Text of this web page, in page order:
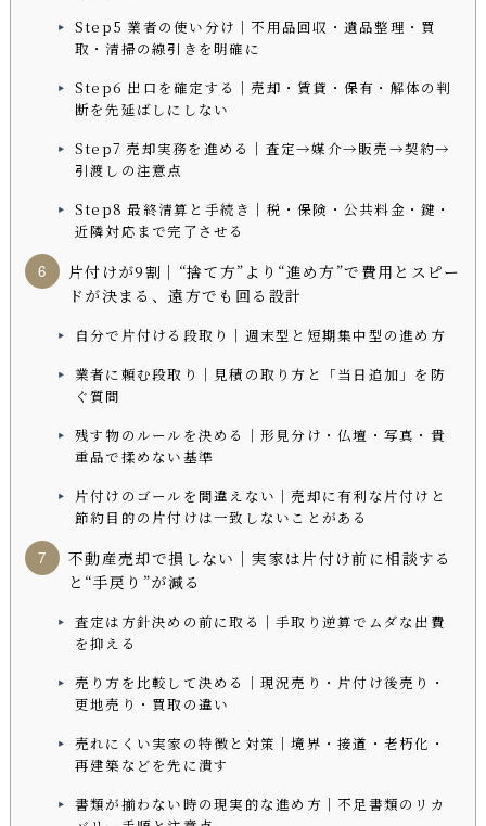
Step5 業者の使い分け｜不用品回収・遺品整理・買
取・清掃の線引きを明確に
Step6 出口を確定する｜売却・賃貸・保有・解体の判
断を先延ばしにしない
Step7 売却実務を進める｜査定→媒介→販売→契約→
引渡しの注意点
Step8 最終清算と手続き｜税・保険・公共料金・鍵・
近隣対応まで完了させる
片付けが9割｜“捨て方”より“進め方”で費用とスピー
ドが決まる、遠方でも回る設計
自分で片付ける段取り｜週末型と短期集中型の進め方
業者に頼む段取り｜見積の取り方と「当日追加」を防
ぐ質問
残す物のルールを決める｜形見分け・仏壇・写真・貴
重品で揉めない基準
片付けのゴールを間違えない｜売却に有利な片付けと
節約目的の片付けは一致しないことがある
不動産売却で損しない｜実家は片付け前に相談する
と“手戻り”が減る
査定は方針決めの前に取る｜手取り逆算でムダな出費
を抑える
売り方を比較して決める｜現況売り・片付け後売り・
更地売り・買取の違い
売れにくい実家の特徴と対策｜境界・接道・老朽化・
再建築などを先に潰す
書類が揃わない時の現実的な進め方｜不足書類のリカ